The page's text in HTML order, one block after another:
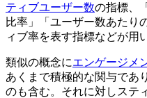
ティブユーザー数の指標、「
比率」「ユーザー数あたり
ィブ率を表す指標などが用
類似の概念にエンゲージメ
あくまで積極的な関与であ
のも含む。それに対しステ